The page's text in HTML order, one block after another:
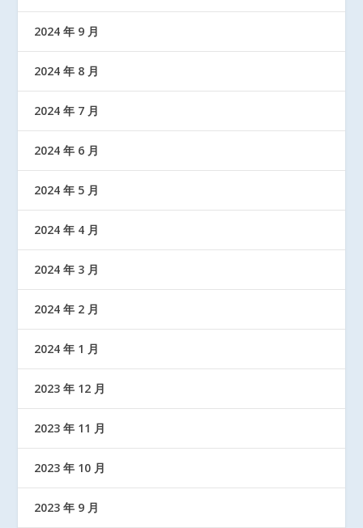
2024 年 9 月
2024 年 8 月
2024 年 7 月
2024 年 6 月
2024 年 5 月
2024 年 4 月
2024 年 3 月
2024 年 2 月
2024 年 1 月
2023 年 12 月
2023 年 11 月
2023 年 10 月
2023 年 9 月